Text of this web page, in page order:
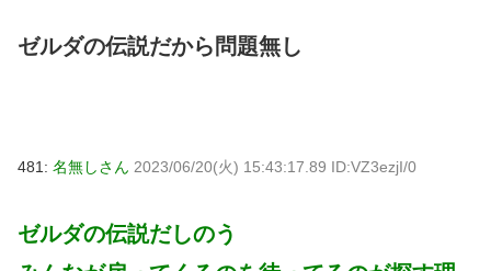
ゼルダの伝説だから問題無し
481: 名無しさん 2023/06/20(火) 15:43:17.89 ID:VZ3ezjI/0
ゼルダの伝説だしのう